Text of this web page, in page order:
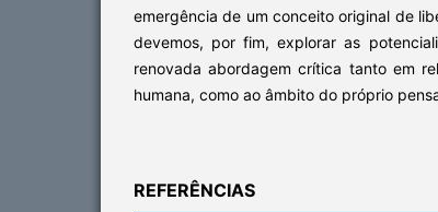
emergência de um conceito original de
devemos, por fim, explorar as
renovada abordagem crítica tanto em
humana, como ao âmbito do próprio
REFERÊNCIAS